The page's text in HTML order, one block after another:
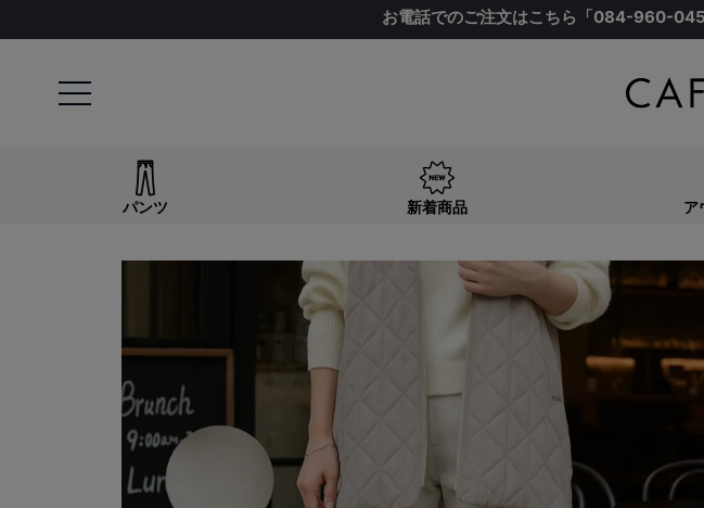
お電話でのご注文はこちら「084-960-
パンツ 新着商品 ア